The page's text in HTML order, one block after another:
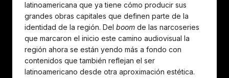
latinoamericana que ya tiene cómo producir sus
grandes obras capitales que definen parte de la
identidad de la región. Del boom de las narcoseries
que marcaron el inicio este camino audiovisual la
región ahora se están yendo más a fondo con
contenidos que también reflejan el ser
latinoamericano desde otra aproximación estética.